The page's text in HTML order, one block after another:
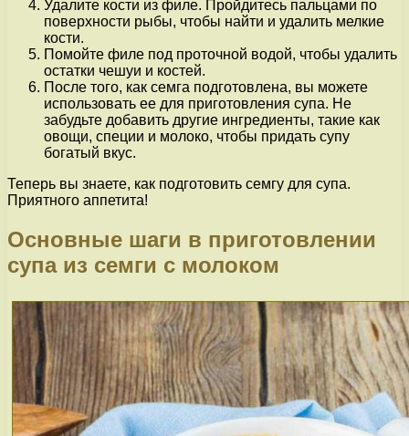
Удалите кости из филе. Пройдитесь пальцами по
поверхности рыбы, чтобы найти и удалить мелкие
кости.
Помойте филе под проточной водой, чтобы удалить
остатки чешуи и костей.
После того, как семга подготовлена, вы можете
использовать ее для приготовления супа. Не
забудьте добавить другие ингредиенты, такие как
овощи, специи и молоко, чтобы придать супу
богатый вкус.
Теперь вы знаете, как подготовить семгу для супа.
Приятного аппетита!
Основные шаги в приготовлении
супа из семги с молоком